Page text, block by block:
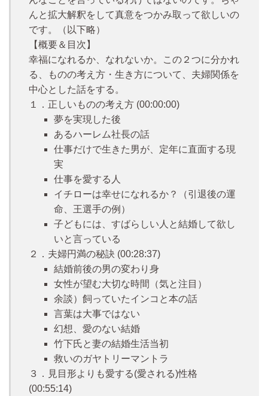
んと拡大解釈をして真意をつかみ取って欲しいの
です。（以下略）
【概要＆目次】
幸福になれるか、なれないか。この２つに分かれ
る、ものの考え方・生き方について、夫婦関係を
中心とした話をする。
１．正しいものの考え方 (00:00:00)
夢を実現した後
あるハーレム社長の話
仕事だけで生きた男が、定年に直面する現
実
仕事を愛する人
イチローは幸せになれるか？（引退後の運
命、王選手の例）
子どもには、すばらしい人と結婚して欲し
いと言っている
２．夫婦円満の秘訣 (00:28:37)
結婚前後の男の変わり身
女性が望む大切な時間（気と注目）
余談）飼っていたインコと本の話
言葉は大事ではない
幻想、愛のない結婚
竹下氏と妻の結婚生活当初
救いのガヤトリーマントラ
３．見目形よりも愛する(愛される)性格
(00:55:14)